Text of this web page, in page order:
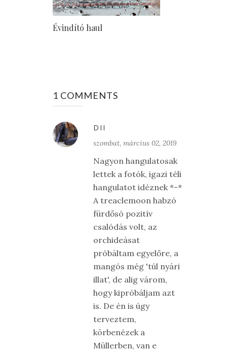
Évindító haul
1 COMMENTS
DII
szombat, március 02, 2019
Nagyon hangulatosak
lettek a fotók, igazi téli
hangulatot idéznek *-*
A treaclemoon habzó
fürdősó pozitív
csalódás volt, az
orchideásat
próbáltam egyelőre, a
mangós még 'túl nyári
illat', de alig várom,
hogy kipróbáljam azt
is. De én is úgy
terveztem,
körbenézek a
Müllerben, van e